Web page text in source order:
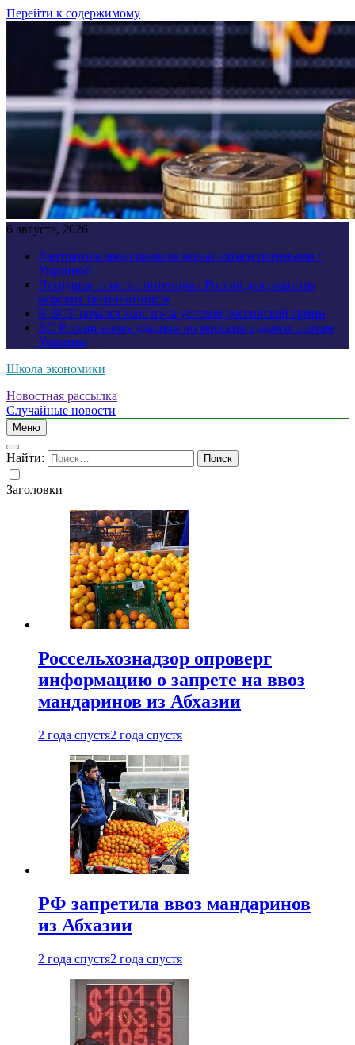
Перейти к содержимому
6 августа, 2026
Лантратова анонсировала новый обмен пленными с
Украиной
Патрушев отметил потенциал России для развития
морских беспилотников
В ВСУ начался хаос из-за успехов российской армии
ВС России вновь ударили по морским судам и портам
Украины
Школа экономики
Новостная рассылка
Случайные новости
Меню
Найти:
Заголовки
Россельхознадзор опроверг
информацию о запрете на ввоз
мандаринов из Абхазии
2 года спустя2 года спустя
РФ запретила ввоз мандаринов
из Абхазии
2 года спустя2 года спустя